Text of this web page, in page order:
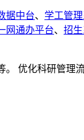
据中台、 学工管
网通办平台、 招
优化科研管理